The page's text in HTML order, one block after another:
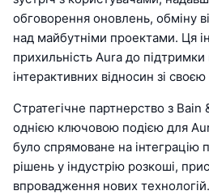
обговорення оновлень, обміну
над майбутніми проектами. Ця
прихильність Aura до підтримки
інтерактивних відносин зі
Стратегічне партнерство з
однією ключовою подією для
було спрямоване на інтеграцію
рішень у індустрію розкоші,
впровадження нових